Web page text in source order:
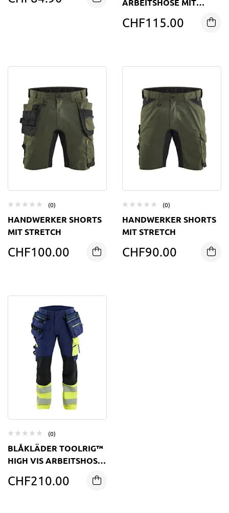
ARBEITSHOSE MIT
CHF115.00
(0)
HANDWERKER SHORTS
MIT STRETCH
CHF100.00
(0)
HANDWERKER SHORTS
MIT STRETCH
CHF90.00
(0)
BLÅKLÄDER TOOLRIG™
HIGH VIS ARBEITSHOSE
CHF210.00